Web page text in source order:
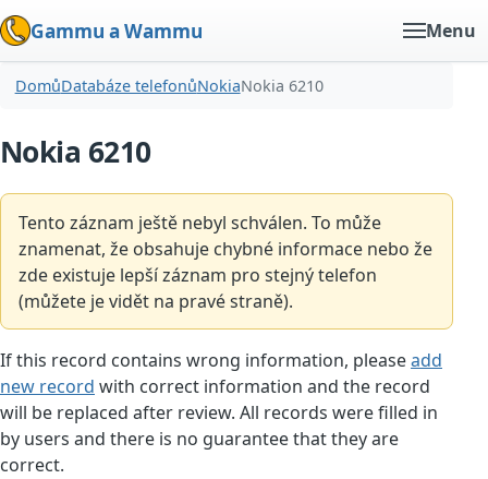
Gammu a Wammu Menu
DomůDatabáze telefonůNokiaNokia 6210
Nokia 6210
Tento záznam ještě nebyl schválen. To může
znamenat, že obsahuje chybné informace nebo že
zde existuje lepší záznam pro stejný telefon
(můžete je vidět na pravé straně).
If this record contains wrong information, pleaseadd
new record with correct information and the record
will be replaced after review. All records were filled in
by users and there is no guarantee that they are
correct.